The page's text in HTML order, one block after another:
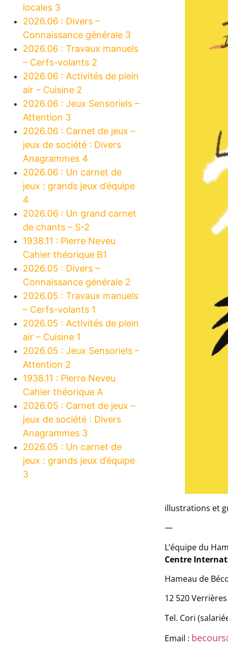
locales 3
2026.06 : Divers –
Connaissance générale 3
2026.06 : Travaux manuels
– Cerfs-volants 2
2026.06 : Activités de plein
air – Cuisine 2
2026.06 : Jeux Sensoriels –
Attention 3
2026.06 : Carnet de jeux –
jeux de société : Divers
Anagrammes 4
2026.06 : Un carnet de
jeux : grands jeux d’équipe
4
2026.06 : Un grand carnet
de chants – S-2
1938.11 : Pierre Neveu
Cahier théorique B1
2026.05 : Divers –
Connaissance générale 2
2026.05 : Travaux manuels
– Cerfs-volants 1
2026.05 : Activités de plein
air – Cuisine 1
2026.05 : Jeux Sensoriels –
Attention 2
1938.11 : Pierre Neveu
Cahier théorique A
2026.05 : Carnet de jeux –
jeux de société : Divers
Anagrammes 3
2026.05 : Un carnet de
jeux : grands jeux d’équipe
3
illustrations et
—
L’équipe du
Centre
Hameau de
12 520 Verrières
Tel. Cori
Email :